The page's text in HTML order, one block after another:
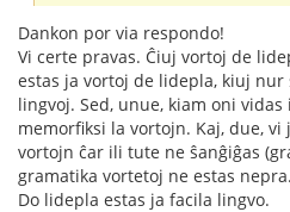
Dankon por via respondo!
Vi certe pravas. Ĉiuj vortoj de
estas ja vortoj de lidepla, kiuj
lingvoj. Sed, unue, kiam oni
memorfiksi la vortojn. Kaj, due,
vortojn ĉar ili tute ne ŝanĝiĝas
gramatika vortetoj ne estas nepra.
Do lidepla estas ja facila lingvo.